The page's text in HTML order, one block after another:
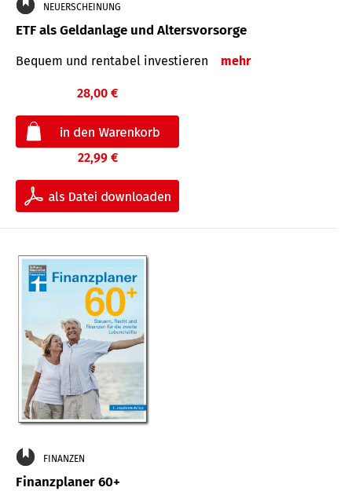
NEUERSCHEINUNG
ETF als Geldanlage und Altersvorsorge
Bequem und rentabel investieren mehr
28,00 €
22,99 €
FINANZEN
Finanzplaner 60+